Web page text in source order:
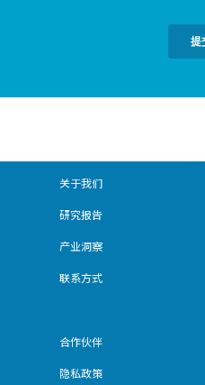
关于我们
研究报告
产业洞察
联系方式
合作伙伴
隐私政策